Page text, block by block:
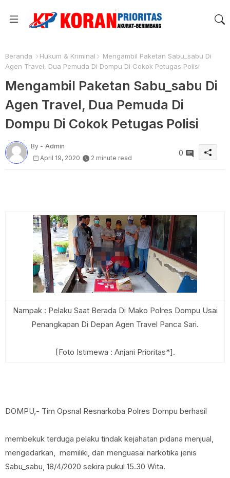
Beranda Hukum & Kriminal
Mengambil Paketan Sabu_sabu Di
Agen Travel, Dua Pemuda Di Dompu Di Cokok Petugas Polisi
Mengambil Paketan Sabu_sabu Di
Agen Travel, Dua Pemuda Di
Dompu Di Cokok Petugas Polisi
By - Admin
April 19, 2020
2 minute read
0
Nampak : Pelaku Saat Berada Di Mako Polres Dompu Usai
Penangkapan Di Depan Agen Travel Panca Sari.
[Foto Istimewa : Anjani Prioritas*].
DOMPU,- Tim Opsnal Resnarkoba Polres Dompu berhasil
membekuk terduga pelaku tindak kejahatan pidana menjual,
mengedarkan, memiliki, dan menguasai narkotika jenis
Sabu_sabu, 18/4/2020 sekira pukul 15.30 Wita.